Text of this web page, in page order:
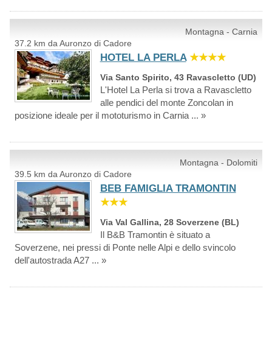
Montagna - Carnia
37.2 km da Auronzo di Cadore
HOTEL LA PERLA ★★★★
Via Santo Spirito, 43 Ravascletto (UD)
L'Hotel La Perla si trova a Ravascletto
alle pendici del monte Zoncolan in
posizione ideale per il mototurismo in Carnia ... »
Montagna - Dolomiti
39.5 km da Auronzo di Cadore
BEB FAMIGLIA TRAMONTIN
★★★
Via Val Gallina, 28 Soverzene (BL)
Il B&B Tramontin è situato a
Soverzene, nei pressi di Ponte nelle Alpi e dello svincolo
dell'autostrada A27 ... »